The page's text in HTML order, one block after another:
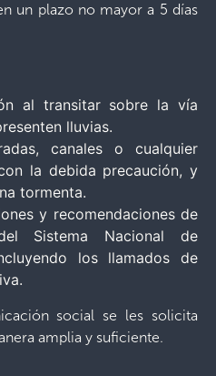
un plazo no mayor a 5 días
al transitar sobre la vía
lluvias.
canales o cualquier
la debida precaución, y
tormenta.
y recomendaciones de
Sistema Nacional de
los llamados de
social se les solicita
amplia y suficiente.